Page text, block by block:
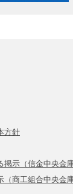
方針
示（信金中央金庫
商工組合中央金庫